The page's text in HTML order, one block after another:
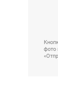
фото